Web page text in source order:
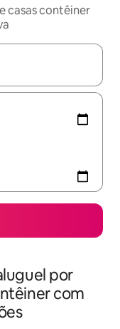
casas contêiner
explore-os
por
com